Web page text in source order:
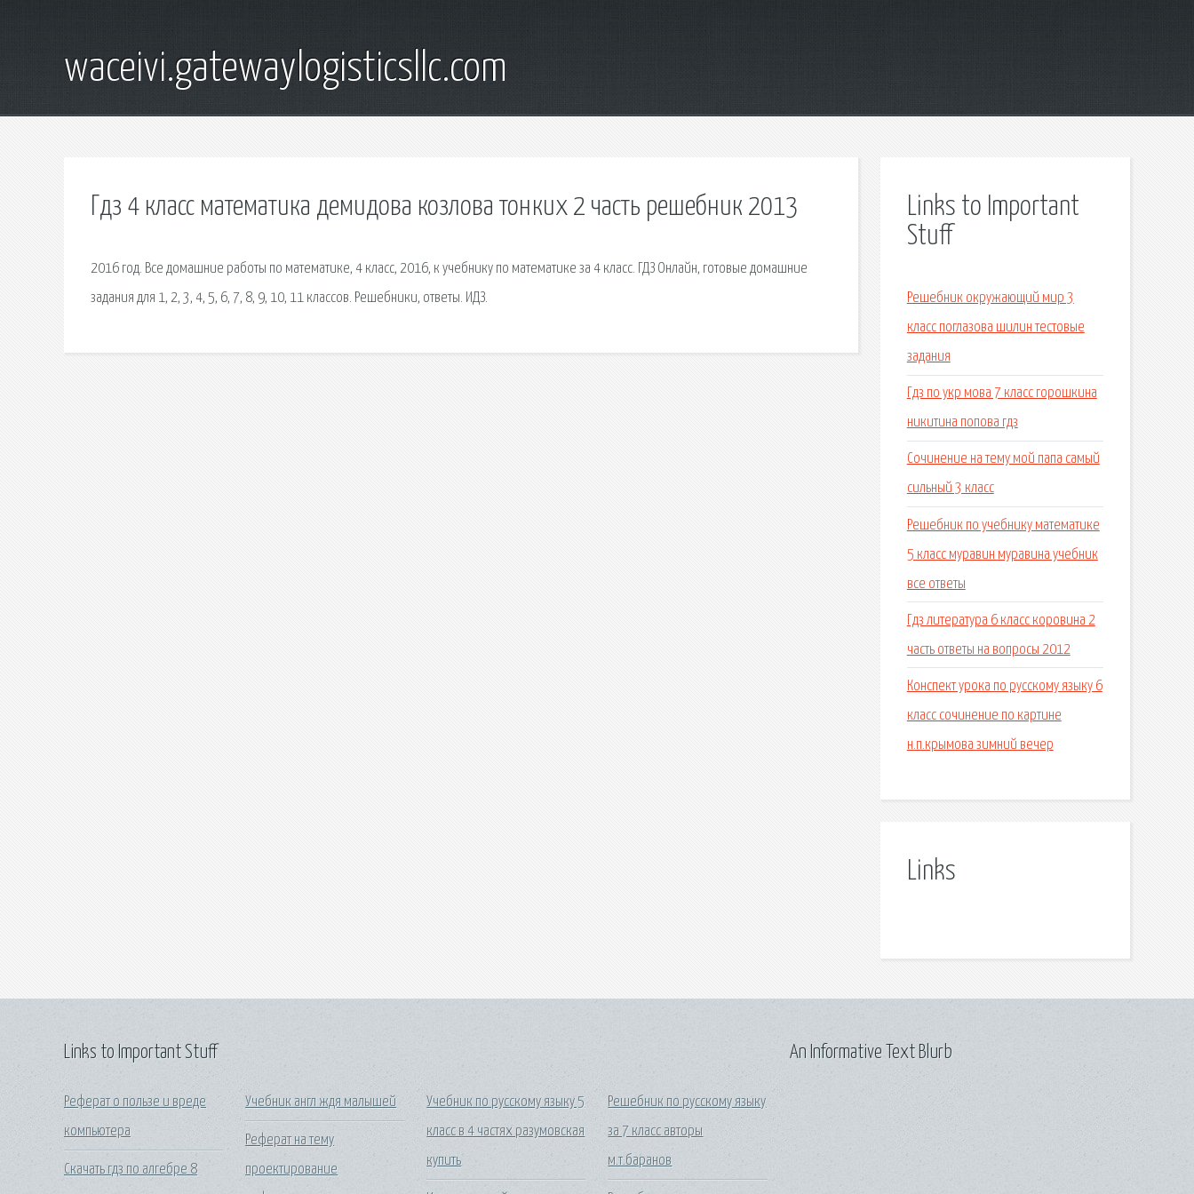
waceivi.gatewaylogisticsllc.com
Гдз 4 класс математика демидова козлова тонких 2 часть решебник 2013
2016 год. Все домашние работы по математике, 4 класс, 2016, к учебнику по математике за 4 класс. ГДЗ Онлайн, готовые домашние
задания для 1, 2, 3, 4, 5, 6, 7, 8, 9, 10, 11 классов. Решебники, ответы. ИДЗ.
Links to Important
Stuff
Решебник окружающий мир 3
класс поглазова шилин тестовые
задания
Гдз по укр мова 7 класс горошкина
никитина попова гдз
Сочинение на тему мой папа самый
сильный 3 класс
Решебник по учебнику математике
5 класс муравин муравина учебник
все ответы
Гдз литература 6 класс коровина 2
часть ответы на вопросы 2012
Конспект урока по русскому языку 6
класс сочинение по картине
н.п.крымова зимний вечер
Links
Links to Important Stuff
Реферат о пользе и вреде
компьютера
Скачать гдз по алгебре 8
Учебник англ ждя малышей
Реферат на тему
проектирование
Учебник по русскому языку 5
класс в 4 частях разумовская
купить
Решебник по русскому языку
за 7 класс авторы
м.т.баранов
An Informative Text Blurb